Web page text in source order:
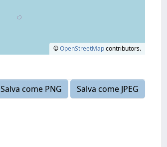
©OpenStreetMapcontributors.
Salva come PNG
Salva come JPEG